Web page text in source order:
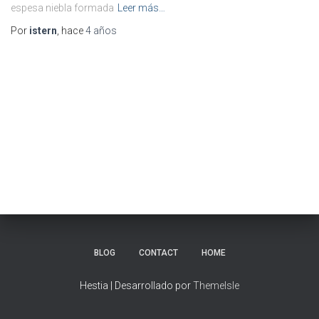
espesa niebla formada
Leer más…
Por istern , hace4 años
BLOG CONTACT HOME
Hestia | Desarrollado porThemeIsle